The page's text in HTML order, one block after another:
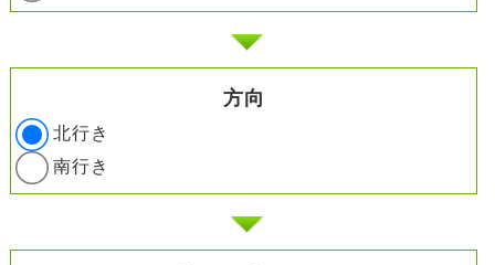
方向
北行き
南行き